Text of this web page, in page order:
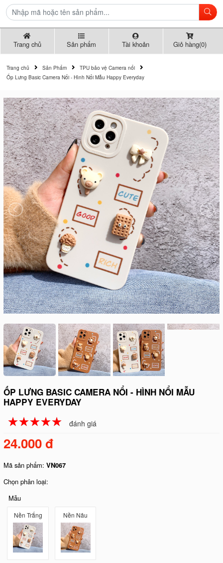
Trang chủ Sản phẩm Tài khoản Giỏ hàng(0)
Trang chủ Sản Phẩm
TPU bảo vệ Camera nổi
Ốp Lưng Basic Camera Nổi - Hình Nổi Mẫu Happy Everyday
ỐP LƯNG BASIC CAMERA NỔI - HÌNH NỔI MẪU
HAPPY EVERYDAY
☆☆☆☆☆
★★★★★ đánh giá
24.000 đ
Mã sản phẩm:VN067
Chọn phân loại:
Mẫu
Nền Trắng Nền Nâu